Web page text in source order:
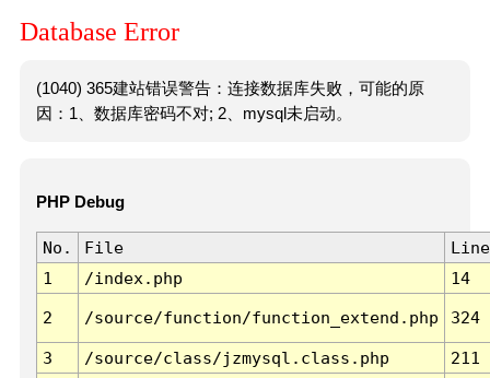
Database Error
(1040) 365建站错误警告：连接数据库失败，可能的原
因：1、数据库密码不对; 2、mysql未启动。
PHP Debug
No. File
Line
1
/index.php 14
2 /source/function/function_extend.php 324
3 /source/class/jzmysql.class.php
211